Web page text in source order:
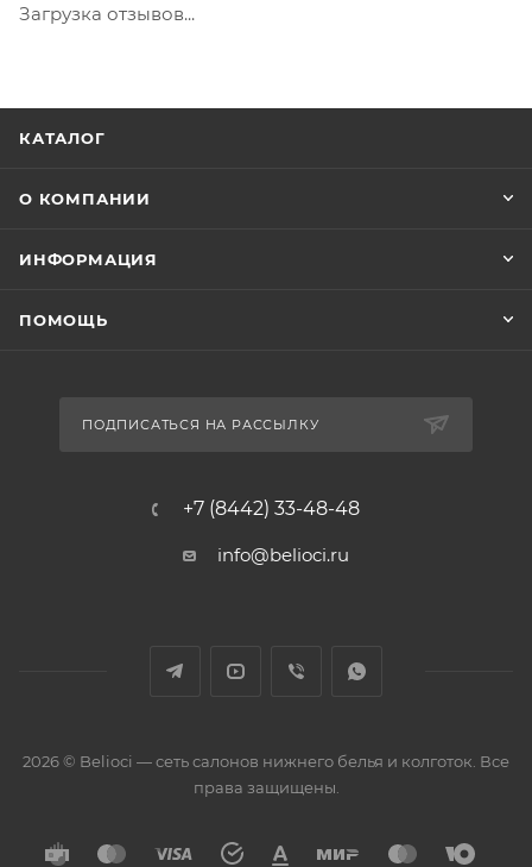
Загрузка отзывов...
КАТАЛОГ
О КОМПАНИИ
ИНФОРМАЦИЯ
ПОМОЩЬ
ПОДПИСАТЬСЯ НА РАССЫЛКУ
+7 (8442) 33-48-48
info@belioci.ru
2026 © Belioci — сеть салонов нижнего белья и колготок. Все
права защищены.